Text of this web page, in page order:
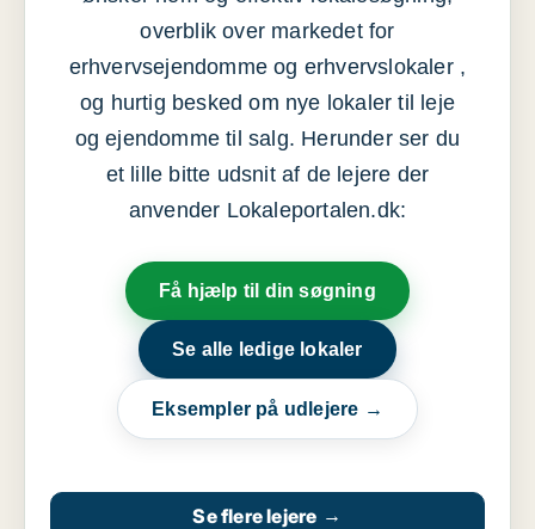
overblik over markedet for
erhvervsejendomme og erhvervslokaler ,
og hurtig besked om nye lokaler til leje
og ejendomme til salg. Herunder ser du
et lille bitte udsnit af de lejere der
anvender Lokaleportalen.dk:
Få hjælp til din søgning
Se alle ledige lokaler
Eksempler på udlejere →
Se flere lejere →